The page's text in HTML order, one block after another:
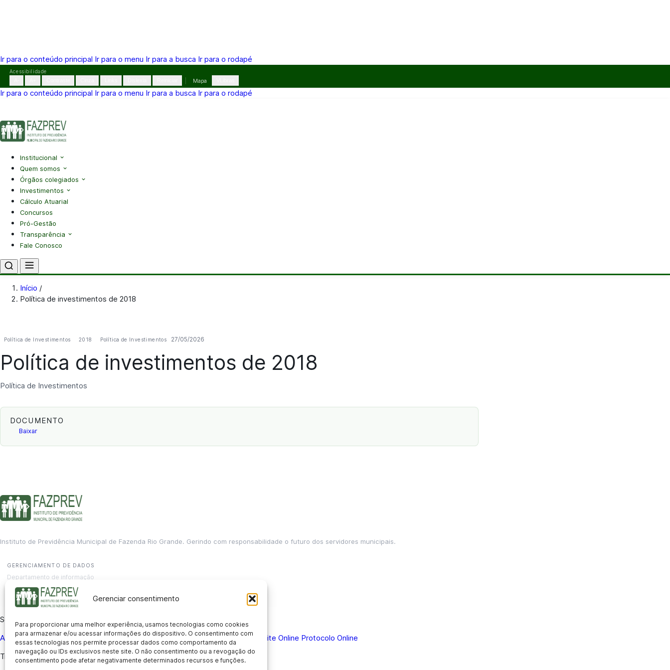
Gerenciar consentimento
Para proporcionar uma melhor experiência, usamos tecnologias como cookies
para armazenar e/ou acessar informações do dispositivo. O consentimento com
essas tecnologias nos permite processar dados como comportamento da
navegação ou IDs exclusivos neste site. O não consentimento ou a revogação do
consentimento pode afetar negativamente determinados recursos e funções.
Ir para o conteúdo principal Ir para o menu Ir para a busca Ir para o rodapé
Pular
o
Acessibilidade
Mapa
Ir para o conteúdo principal Ir para o menu Ir para a busca Ir para o rodapé
Institucional
Quem somos
Órgãos colegiados
Investimentos
Cálculo Atuarial
Concursos
Pró-Gestão
Transparência
Fale Conosco
Início /
Política de investimentos de 2018
Política de Investimentos 2018 Política de Investimentos 27/05/2026
Política de investimentos de 2018
Política de Investimentos
DOCUMENTO
Baixar
Instituto de Previdência Municipal de Fazenda Rio Grande. Gerindo com responsabilidade o futuro dos servidores municipais.
GERENCIAMENTO DE DADOS
Departamento de informação
contato@fazprev.pr.gov.br
(41) 3995-2146
Serviços
Aposentadoria Pensão por Morte Benefício por Invalidez Auxílio Doença Holerite Online Protocolo Online
Transparência